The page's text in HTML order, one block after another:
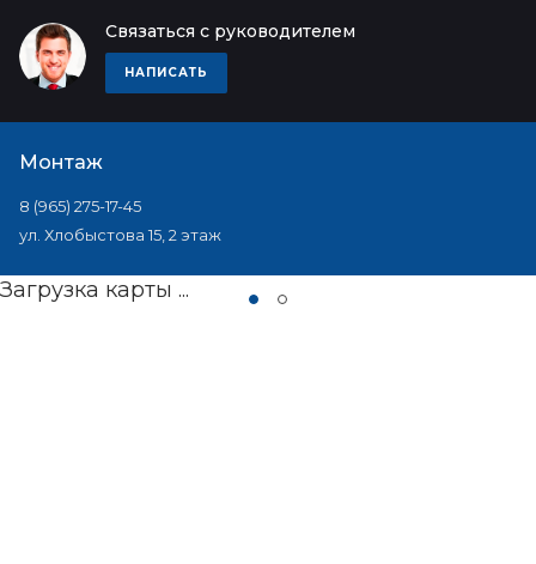
Связаться с руководителем
НАПИСАТЬ
Монтаж
8 (965) 275-17-45
ул. Хлобыстова 15, 2 этаж
Загрузка карты ...